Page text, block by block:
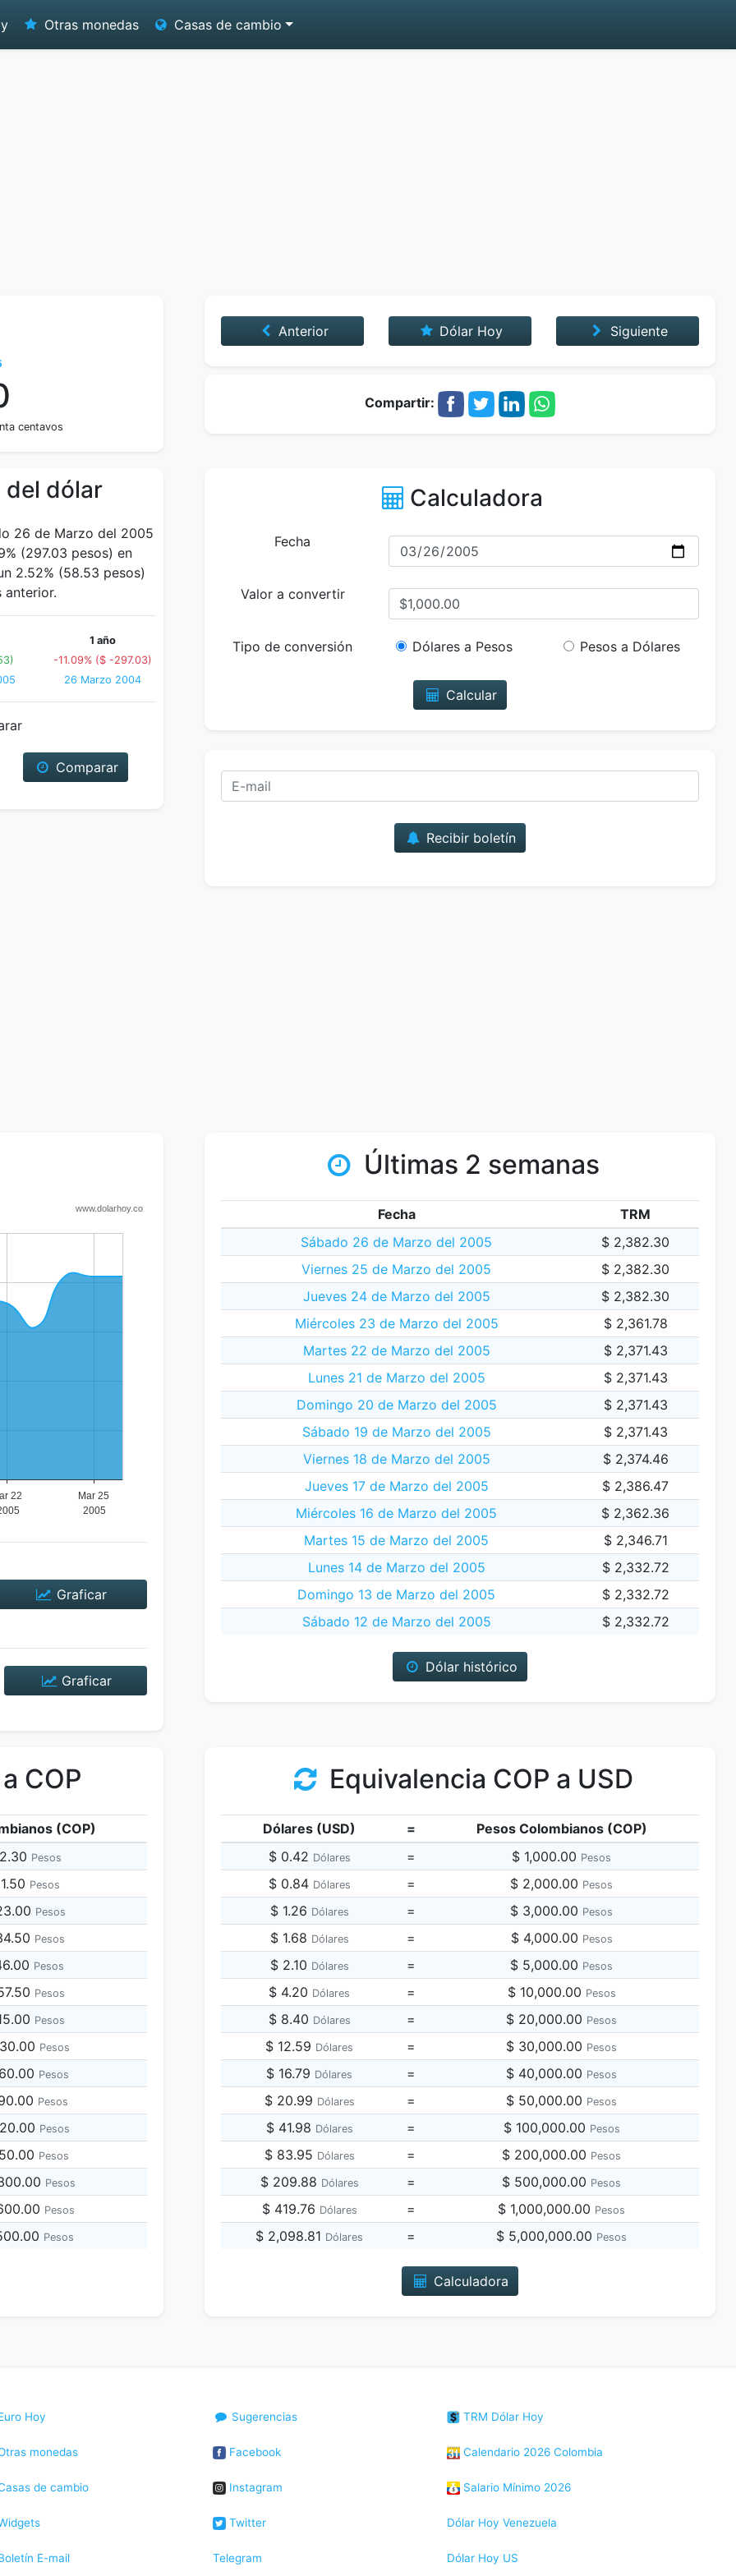
Otras monedas Casas de cambio
centavos
Anterior Dólar Hoy Siguiente
Compartir:
del dólar
26 de Marzo del 2005
(297.03 pesos) en
2.52% (58.53 pesos)
anterior.
1 año
-11.09% ($ -297.03)
26 Marzo 2004
Comparar
Calculadora
Fecha
Valor a convertir
Tipo de conversión Dólares a Pesos Pesos a Dólares
Calcular
Recibir boletín
Graficar
Graficar
Últimas 2 semanas
Fecha
TRM
Sábado 26 de Marzo del 2005
$ 2,382.30
Viernes 25 de Marzo del 2005
$ 2,382.30
Jueves 24 de Marzo del 2005
$ 2,382.30
Miércoles 23 de Marzo del 2005
$ 2,361.78
Martes 22 de Marzo del 2005
$ 2,371.43
Lunes 21 de Marzo del 2005
$ 2,371.43
Domingo 20 de Marzo del 2005
$ 2,371.43
Sábado 19 de Marzo del 2005
$ 2,371.43
Viernes 18 de Marzo del 2005
$ 2,374.46
Jueves 17 de Marzo del 2005
$ 2,386.47
Miércoles 16 de Marzo del 2005
$ 2,362.36
Martes 15 de Marzo del 2005
$ 2,346.71
Lunes 14 de Marzo del 2005
$ 2,332.72
Domingo 13 de Marzo del 2005
$ 2,332.72
Sábado 12 de Marzo del 2005
$ 2,332.72
Dólar histórico
COP
(COP)
Pesos
Pesos
Pesos
Pesos
Pesos
Pesos
Pesos
Pesos
Pesos
Pesos
Pesos
Pesos
Pesos
Pesos
Pesos
Equivalencia COP a USD
Dólares (USD) =
Pesos Colombianos (COP)
$ 0.42 Dólares = $ 1,000.00 Pesos
$ 0.84 Dólares = $ 2,000.00 Pesos
$ 1.26 Dólares = $ 3,000.00 Pesos
$ 1.68 Dólares = $ 4,000.00 Pesos
$ 2.10 Dólares = $ 5,000.00 Pesos
$ 4.20 Dólares = $ 10,000.00 Pesos
$ 8.40 Dólares = $ 20,000.00 Pesos
$ 12.59 Dólares = $ 30,000.00 Pesos
$ 16.79 Dólares = $ 40,000.00 Pesos
$ 20.99 Dólares = $ 50,000.00 Pesos
$ 41.98 Dólares = $ 100,000.00 Pesos
$ 83.95 Dólares = $ 200,000.00 Pesos
$ 209.88 Dólares = $ 500,000.00 Pesos
$ 419.76 Dólares = $ 1,000,000.00 Pesos
$ 2,098.81 Dólares = $ 5,000,000.00 Pesos
Calculadora
Hoy
monedas
de cambio
E-mail
Sugerencias
Facebook
Instagram
Twitter
Telegram
TRM Dólar Hoy
Calendario 2026 Colombia
Salario Mínimo 2026
Dólar Hoy Venezuela
Dólar Hoy US